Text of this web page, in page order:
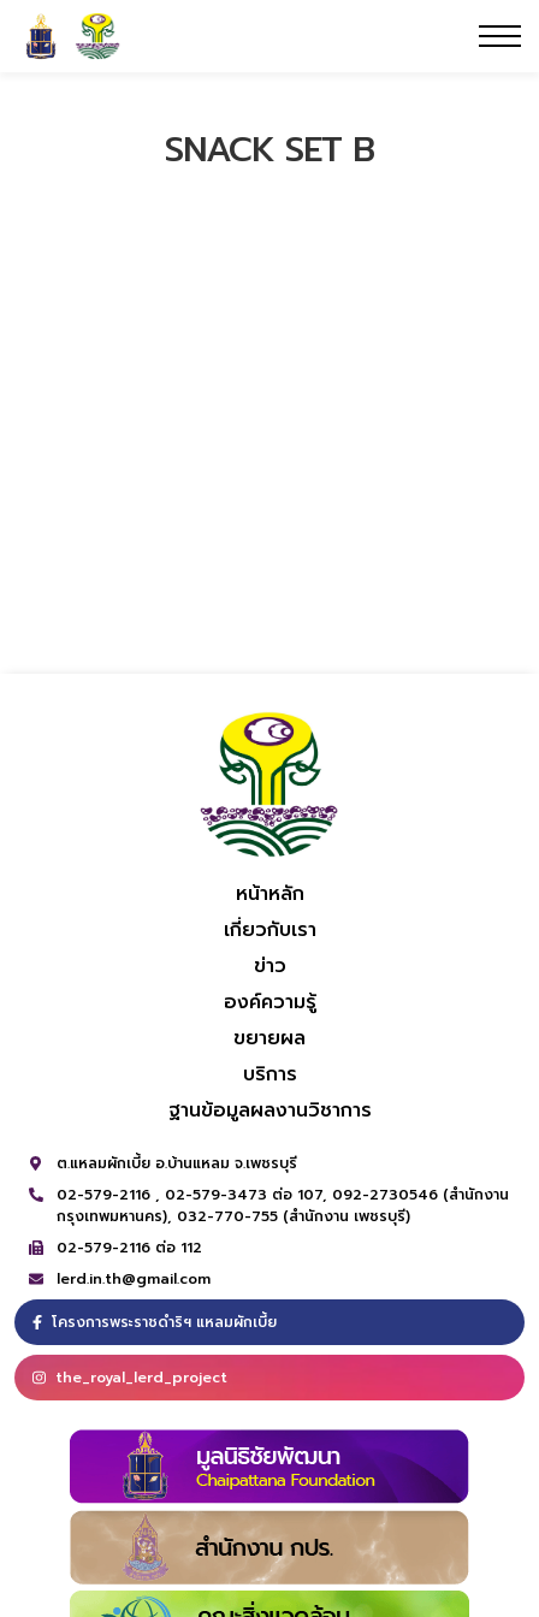
SNACK SET B
หน้าหลัก
เกี่ยวกับเรา
ข่าว
องค์ความรู้
ขยายผล
บริการ
ฐานข้อมูลผลงานวิชาการ
ต.แหลมผักเบี้ย อ.บ้านแหลม จ.เพชรบุรี
02-579-2116 , 02-579-3473 ต่อ 107, 092-2730546 (สำนักงาน
กรุงเทพมหานคร), 032-770-755 (สำนักงาน เพชรบุรี)
02-579-2116 ต่อ 112
lerd.in.th@gmail.com
โครงการพระราชดำริฯ แหลมผักเบี้ย
the_royal_lerd_project